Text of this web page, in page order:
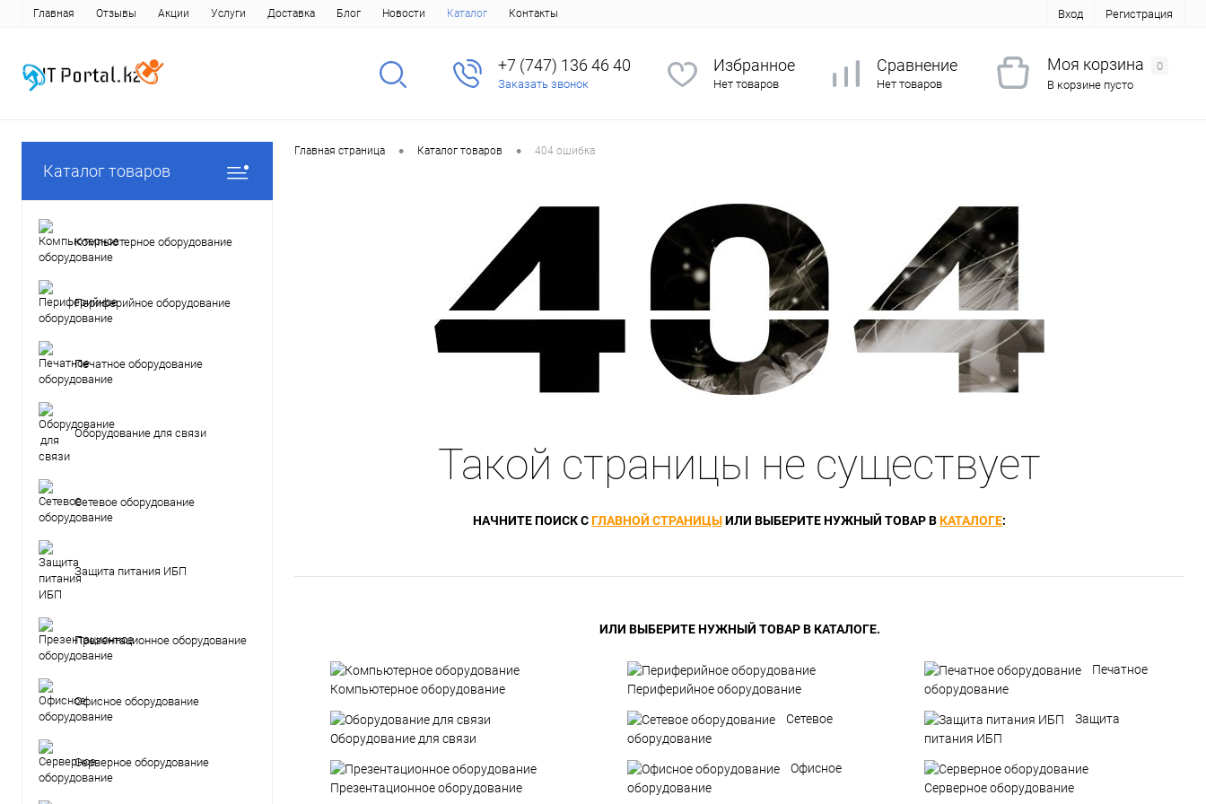
Главная Отзывы Акции Услуги Доставка Блог Новости Каталог Контакты Вход Регистрация
+7 (747) 136 46 40
Заказать звонок
Избранное
Нет товаров
Сравнение
Нет товаров
Моя корзина
0
В корзине пусто
Каталог товаров
Компьютерное оборудование
Периферийное оборудование
Печатное оборудование
Оборудование для связи
Сетевое оборудование
Защита питания ИБП
Презентационное оборудование
Офисное оборудование
Серверное оборудование
Главная страница • Каталог товаров • 404 ошибка
Такой страницы не существует
НАЧНИТЕ ПОИСК СГЛАВНОЙ СТРАНИЦЫИЛИ ВЫБЕРИТЕ НУЖНЫЙ ТОВАР ВКАТАЛОГЕ:
ИЛИ ВЫБЕРИТЕ НУЖНЫЙ ТОВАР В КАТАЛОГЕ.
Компьютерное оборудование Периферийное оборудование
Печатное
оборудование
Оборудование для связи
Сетевое
оборудование
Защита
питания ИБП
Презентационное оборудование
Офисное
оборудование
Серверное оборудование